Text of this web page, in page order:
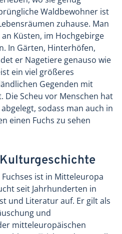
Waldbewohner ist
zuhause. Man
Küsten, im Hochgebirge
In Gärten, Hinterhöfen,
er Nagetiere genauso wie
ein viel größeres
Gegenden mit
Die Scheu vor Menschen hat
sodass man auch in
einen Fuchs zu sehen
ist in Mitteleuropa
seit Jahrhunderten in
und Literatur auf. Er gilt als
und
mitteleuropäischen